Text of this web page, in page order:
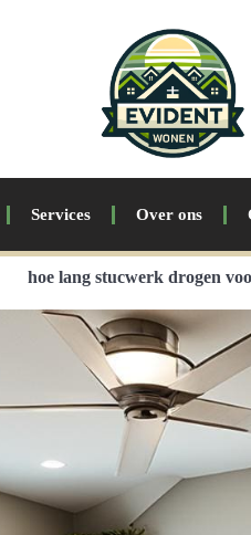
Services Over ons
hoe lang stucwerk drogen